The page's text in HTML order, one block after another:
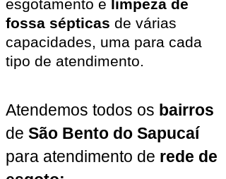
esgotamento e limpeza de
fossa sépticas de várias
capacidades, uma para cada
tipo de atendimento.
Atendemos todos os bairros
de São Bento do Sapucaí
para atendimento de rede de